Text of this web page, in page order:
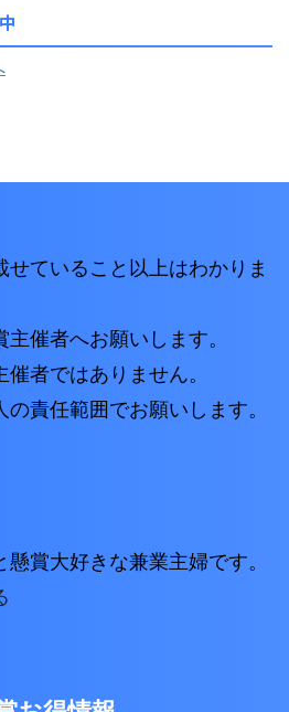
せていること以上はわかりま
催者へお願いします。
者ではありません。
責任範囲でお願いします。
賞大好きな兼業主婦です。